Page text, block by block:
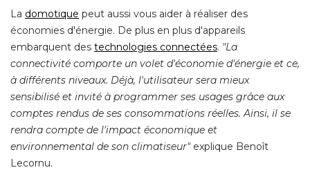
La domotique peut aussi vous aider à réaliser des
économies d'énergie. De plus en plus d'appareils
embarquent des technologies connectées. "La
connectivité comporte un volet d'économie d'énergie et ce,
à différents niveaux. Déjà, l'utilisateur sera mieux
sensibilisé et invité à programmer ses usages grâce aux
comptes rendus de ses consommations réelles. Ainsi, il se
rendra compte de l'impact économique et
environnemental de son climatiseur"explique Benoît
Lecornu.